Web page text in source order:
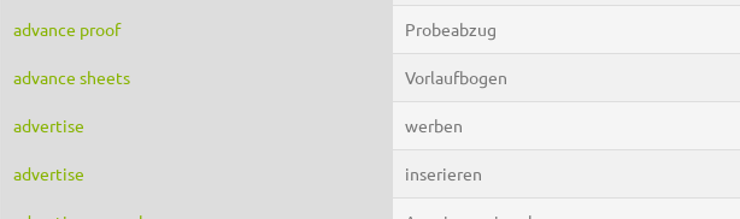
advance proof Probeabzug
advance sheets Vorlaufbogen
advertise werben
advertise inserieren